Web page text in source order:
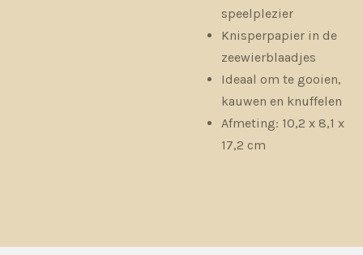
speelplezier
Knisperpapier in de
zeewierblaadjes
Ideaal om te gooien,
kauwen en knuffelen
Afmeting: 10,2 x 8,1 x
17,2 cm